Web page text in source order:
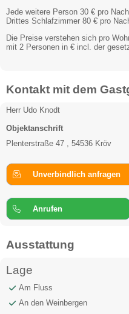
Jede weitere Person 30 € pro
Drittes Schlafzimmer 80 € pro
Die Preise verstehen sich pro
mit 2 Personen in € incl. der
Kontakt mit dem
Herr Udo Knodt
Objektanschrift
Plenterstraße 47 , 54536 Kröv
Unverbindlich anfragen
Anrufen
Ausstattung
Lage
Am Fluss
An den Weinbergen